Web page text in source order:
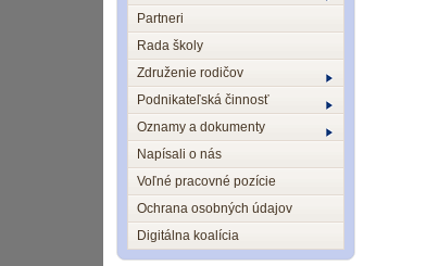
Partneri
Rada školy
Združenie rodičov
Podnikateľská činnosť
Oznamy a dokumenty
Napísali o nás
Voľné pracovné pozície
Ochrana osobných údajov
Digitálna koalícia